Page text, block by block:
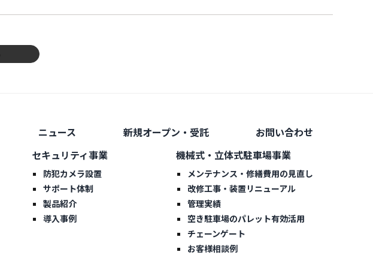
ニュース 新規オープン・受託
お問い合わせ
セキュリティ事業
防犯カメラ設置
サポート体制
製品紹介
導入事例
機械式・立体式駐車場事業
メンテナンス・修繕費用の見直し
改修工事・装置リニューアル
管理実績
空き駐車場のパレット有効活用
チェーンゲート
お客様相談例